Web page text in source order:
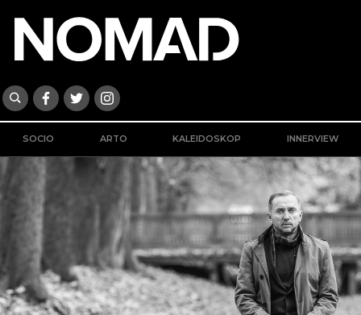
SOCIO ARTO KALEIDOSKOP INNERVIEW